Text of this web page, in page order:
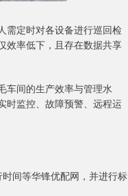
需定时对各设备进行巡回检
效率低下，且存在数据共享
车间的生产效率与管理水
时监控、故障预警、远程运
间等华锋优配网，并进行标